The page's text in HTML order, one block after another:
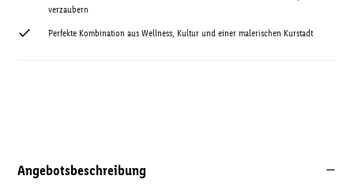
verzaubern
Perfekte Kombination aus Wellness, Kultur und einer malerischen Kurstadt
Angebotsbeschreibung